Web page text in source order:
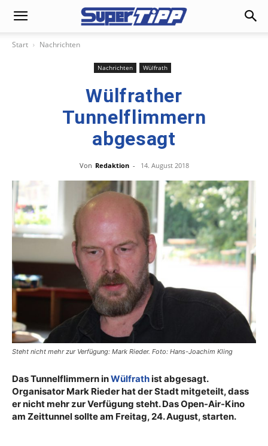
Start Nachrichten
Nachrichten Wülfrath
Wülfrather
Tunnelflimmern
abgesagt
Von Redaktion - 14. August 2018
Steht nicht mehr zur Verfügung: Mark Rieder. Foto: Hans-Joachim Kling
Das Tunnelflimmern inWülfrathist abgesagt.
Organisator Mark Rieder hat der Stadt mitgeteilt, dass
er nicht mehr zur Verfügung steht. Das Open-Air-Kino
am Zeittunnel sollte am Freitag, 24. August, starten.